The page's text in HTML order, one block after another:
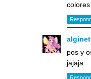
alginet
pos y
jajaja